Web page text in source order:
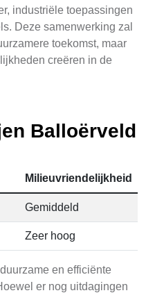
industriële toepassingen
Deze samenwerking zal
toekomst, maar
creëren in de
Balloërveld
Milieuvriendelijkheid
Gemiddeld
Zeer hoog
en efficiënte
er nog uitdagingen